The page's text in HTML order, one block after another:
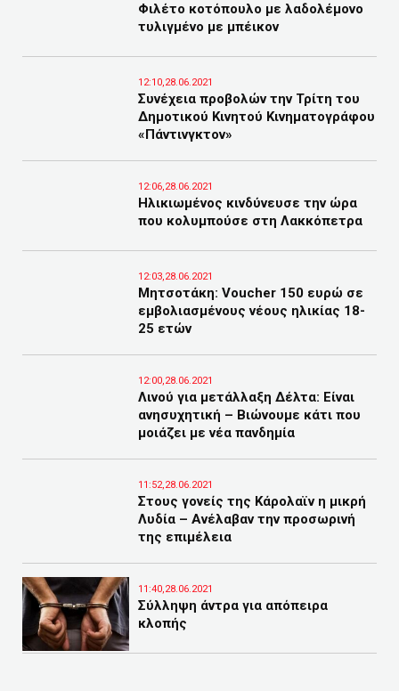
Φιλέτο κοτόπουλο με λαδολέμονο
τυλιγμένο με μπέικον
12:10,28.06.2021
Συνέχεια προβολών την Τρίτη του
Δημοτικού Κινητού Κινηματογράφου
«Πάντινγκτον»
12:06,28.06.2021
Ηλικιωμένος κινδύνευσε την ώρα
που κολυμπούσε στη Λακκόπετρα
12:03,28.06.2021
Μητσοτάκη: Voucher 150 ευρώ σε
εμβολιασμένους νέους ηλικίας 18-
25 ετών
12:00,28.06.2021
Λινού για μετάλλαξη Δέλτα: Είναι
ανησυχητική – Βιώνουμε κάτι που
μοιάζει με νέα πανδημία
11:52,28.06.2021
Στους γονείς της Κάρολαϊν η μικρή
Λυδία – Ανέλαβαν την προσωρινή
της επιμέλεια
11:40,28.06.2021
Σύλληψη άντρα για απόπειρα
κλοπής